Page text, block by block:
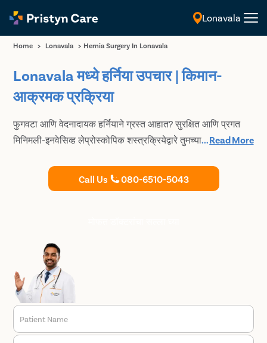
Lonavala
Home > Lonavala > Hernia Surgery In Lonavala
Lonavala मध्ये हर्निया उपचार | किमान-
आक्रमक प्रक्रिया
फुगवटा आणि वेदनादायक हर्नियाने ग्रस्त आहात? सुरक्षित आणि प्रगत
मिनिमली-इनवेसिव्ह लेप्रोस्कोपिक शस्त्रक्रियेद्वारे तुमच्या हर्नियावर
सर्जनचा सल्ला घ्या.
...Read More
Call Us 080-6510-5043
Patient Name